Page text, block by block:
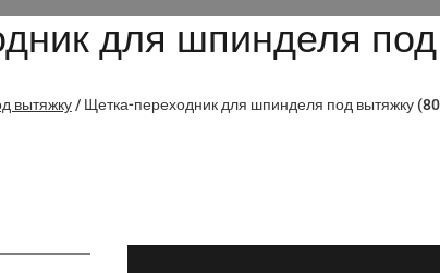
для шпинделя
вытяжку/ Щетка-переходник для шпинделя под вытяжку